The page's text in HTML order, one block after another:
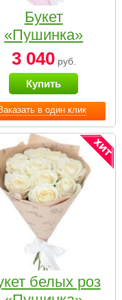
в один клик
Букет
«Пушинка»
3 040руб.
Купить
белых роз